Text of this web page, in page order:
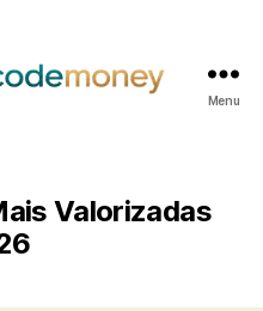
Menu
Valorizadas